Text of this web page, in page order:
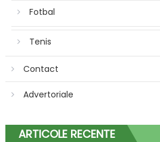
Fotbal
Tenis
Contact
Advertoriale
ARTICOLE RECENTE